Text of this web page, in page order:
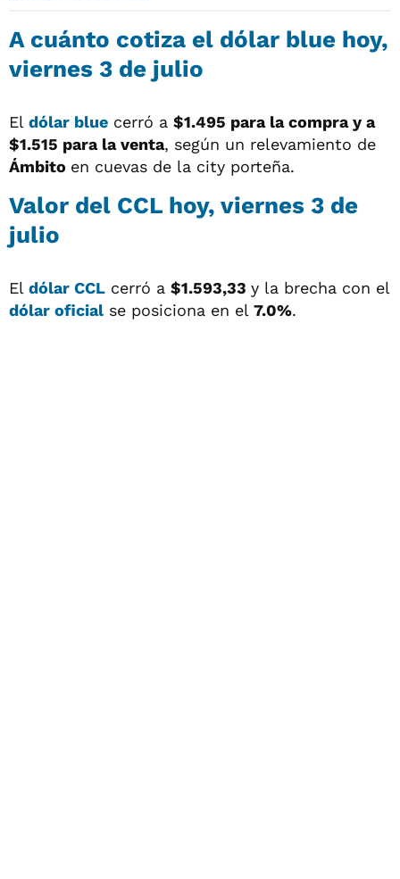
A cuánto cotiza el dólar blue hoy,
viernes 3 de julio
El dólar blue cerró a $1.495 para la compra y a
$1.515 para la venta, según un relevamiento de
Ámbito en cuevas de la city porteña.
Valor del CCL hoy, viernes 3 de
julio
El dólar CCL cerró a $1.593,33 y la brecha con el
dólar oficial se posiciona en el 7.0%.